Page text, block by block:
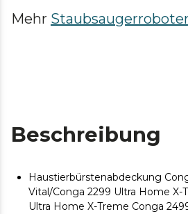
Mehr
Beschreibung
Haustierbürstenabdeckung
Vital/Conga 2299 Ultra Home X-
Ultra Home X-Treme Conga